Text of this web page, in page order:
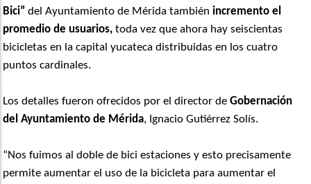
Bici” del Ayuntamiento de Mérida también incremento el
promedio de usuarios, toda vez que ahora hay seiscientas
bicicletas en la capital yucateca distribuidas en los cuatro
puntos cardinales.
Los detalles fueron ofrecidos por el director de Gobernación
del Ayuntamiento de Mérida, Ignacio Gutiérrez Solís.
“Nos fuimos al doble de bici estaciones y esto precisamente
permite aumentar el uso de la bicicleta para aumentar el